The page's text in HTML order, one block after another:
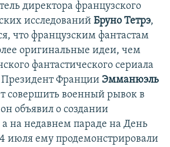
директора французского
исследований Бруно Тетрэ,
что французским фантастам
оригинальные идеи, чем
фантастического сериала
Президент Франции Эмманюэль
совершить военный рывок в
объявил о создании
на недавнем параде на День
июля ему продемонстрировали